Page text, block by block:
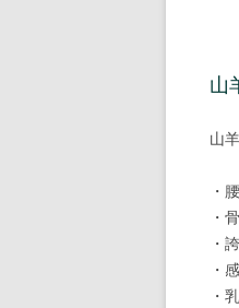
山
山
・
・
・
・
・